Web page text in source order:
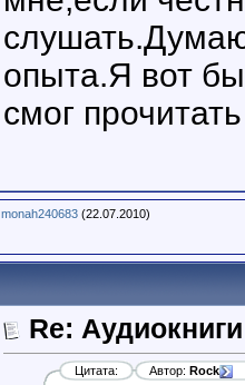
опыта.Я вот
смог
monah240683 (22.07.2010)
Re:
Цитата: Автор: Rock